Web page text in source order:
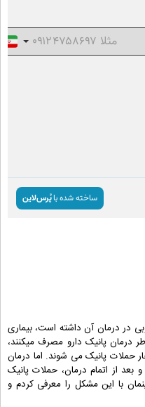
در درمان آن داشته است، بیماری
درمان پانیک دارو مصرف میکنند،
حملات پانیک می شوند. اما درمان
بعد از اتمام درمان، حملات پانیک
با این مشکل را معرفی کردم و